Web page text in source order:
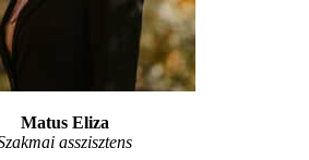
Matus Eliza
asszisztens